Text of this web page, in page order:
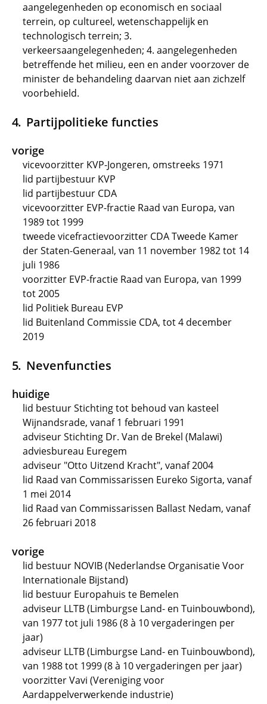
aangelegenheden op economisch en sociaal
terrein, op cultureel, wetenschappelijk en
technologisch terrein; 3.
verkeersaangelegenheden; 4. aangelegenheden
betreffende het milieu, een en ander voorzover de
minister de behandeling daarvan niet aan zichzelf
voorbehield.
Partijpolitieke functies
vorige
vicevoorzitter KVP-Jongeren, omstreeks 1971
lid partijbestuur KVP
lid partijbestuur CDA
vicevoorzitter EVP-fractie Raad van Europa, van
1989 tot 1999
tweede vicefractievoorzitter CDA Tweede Kamer
der Staten-Generaal, van 11 november 1982 tot 14
juli 1986
voorzitter EVP-fractie Raad van Europa, van 1999
tot 2005
lid Politiek Bureau EVP
lid Buitenland Commissie CDA, tot 4 december
2019
Nevenfuncties
huidige
lid bestuur Stichting tot behoud van kasteel
Wijnandsrade, vanaf 1 februari 1991
adviseur Stichting Dr. Van de Brekel (Malawi)
adviesbureau Euregem
adviseur "Otto Uitzend Kracht", vanaf 2004
lid Raad van Commissarissen Eureko Sigorta, vanaf
1 mei 2014
lid Raad van Commissarissen Ballast Nedam, vanaf
26 februari 2018
vorige
lid bestuur NOVIB (Nederlandse Organisatie Voor
Internationale Bijstand)
lid bestuur Europahuis te Bemelen
adviseur LLTB (Limburgse Land- en Tuinbouwbond),
van 1977 tot juli 1986 (8 à 10 vergaderingen per
jaar)
adviseur LLTB (Limburgse Land- en Tuinbouwbond),
van 1988 tot 1999 (8 à 10 vergaderingen per jaar)
voorzitter Vavi (Vereniging voor
Aardappelverwerkende industrie)